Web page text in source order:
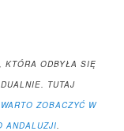
ODBYŁA SIĘ
TUTAJ
WARTO ZOBACZYĆ W
ANDALUZJI.